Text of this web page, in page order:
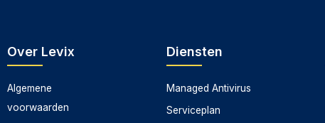
Over Levix
Algemene
voorwaarden
Diensten
Managed Antivirus
Serviceplan